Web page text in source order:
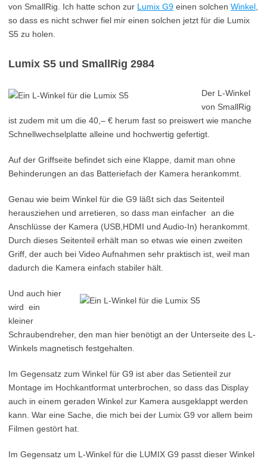
von SmallRig. Ich hatte schon zur Lumix G9 einen solchen Winkel
so dass es nicht schwer fiel mir einen solchen jetzt für die Lumix
S5 zu holen.
Lumix S5 und SmallRig 2984
Der L-Winkel
von SmallRig
ist zudem mit um die 40,– € herum fast so preiswert wie manche
Schnellwechselplatte alleine und hochwertig gefertigt.
Auf der Griffseite befindet sich eine Klappe, damit man ohne
Behinderungen an das Batteriefach der Kamera herankommt.
Genau wie beim Winkel für die G9 läßt sich das Seitenteil
herausziehen und arretieren, so dass man einfacher an die
Anschlüsse der Kamera (USB,HDMI und Audio-In) herankommt.
Durch dieses Seitenteil erhält man so etwas wie einen zweiten
Griff, der auch bei Video Aufnahmen sehr praktisch ist, weil man
dadurch die Kamera einfach stabiler hält.
Und auch hier
wird ein
kleiner
Schraubendreher, den man hier benötigt an der Unterseite des L-
Winkels magnetisch festgehalten.
Im Gegensatz zum Winkel für G9 ist aber das Setienteil zur
Montage im Hochkantformat unterbrochen, so dass das Display
auch in einem geraden Winkel zur Kamera ausgeklappt werden
kann. War eine Sache, die mich bei der Lumix G9 vor allem beim
Filmen gestört hat.
Im Gegensatz um L-Winkel für die LUMIX G9 passt dieser Winkel